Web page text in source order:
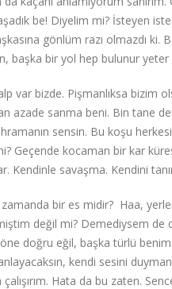
be! Diyelim mi? İsteyen
gönlüm razı olmazdı
başka bir yol hep bulunur
var bizde. Pişmanlıksa bizim
azade sanma beni. Bin tane
sensin. Bu koşu
Geçende kocaman bir kar
Kendinle savaşma. Kendini
zamanda bir es midir? Haa,
değil mi? Demediysem de
doğru eğil, başka türlü
kendi sesini
Hata da bu zaten.